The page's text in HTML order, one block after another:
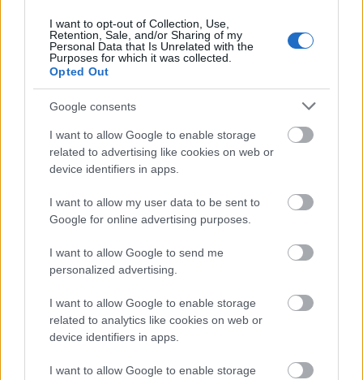
I want to opt-out of Collection, Use,
Retention, Sale, and/or Sharing of my
Personal Data that Is Unrelated with the
Purposes for which it was collected.
Opted Out
Google consents
I want to allow Google to enable storage
related to advertising like cookies on web or
device identifiers in apps.
I want to allow my user data to be sent to
Google for online advertising purposes.
I want to allow Google to send me
personalized advertising.
I want to allow Google to enable storage
related to analytics like cookies on web or
device identifiers in apps.
I want to allow Google to enable storage
Ακολουθήστε τοinsider.gr στο Google Newsκαι μάθετε
πρώτοι όλες τις
ειδήσειςαπό την Ελλάδα και τον κόσμο.